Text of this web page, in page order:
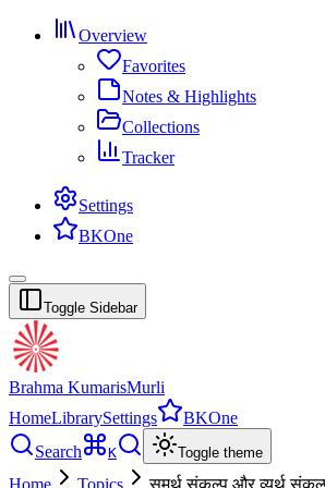
Overview
Favorites
Notes & Highlights
Collections
Tracker
Settings
BKOne
Toggle Sidebar
Brahma KumarisMurli
HomeLibrarySettings
BKOne
Search
K Toggle theme
Home Topics समर्थ संकल्प और व्यर्थ